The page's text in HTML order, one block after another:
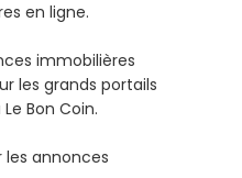
en ligne.
immobilières
les grands portails
Bon Coin.
annonces